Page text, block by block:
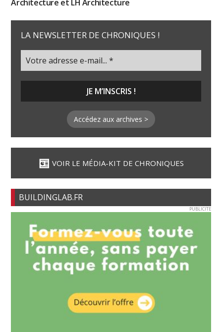
Architecture et LH Architecture
LA NEWSLETTER DE CHRONIQUES !
Accédez aux archives >
VOIR LE MÉDIA-KIT DE CHRONIQUES
BUILDINGLAB.FR
PUBLICITE